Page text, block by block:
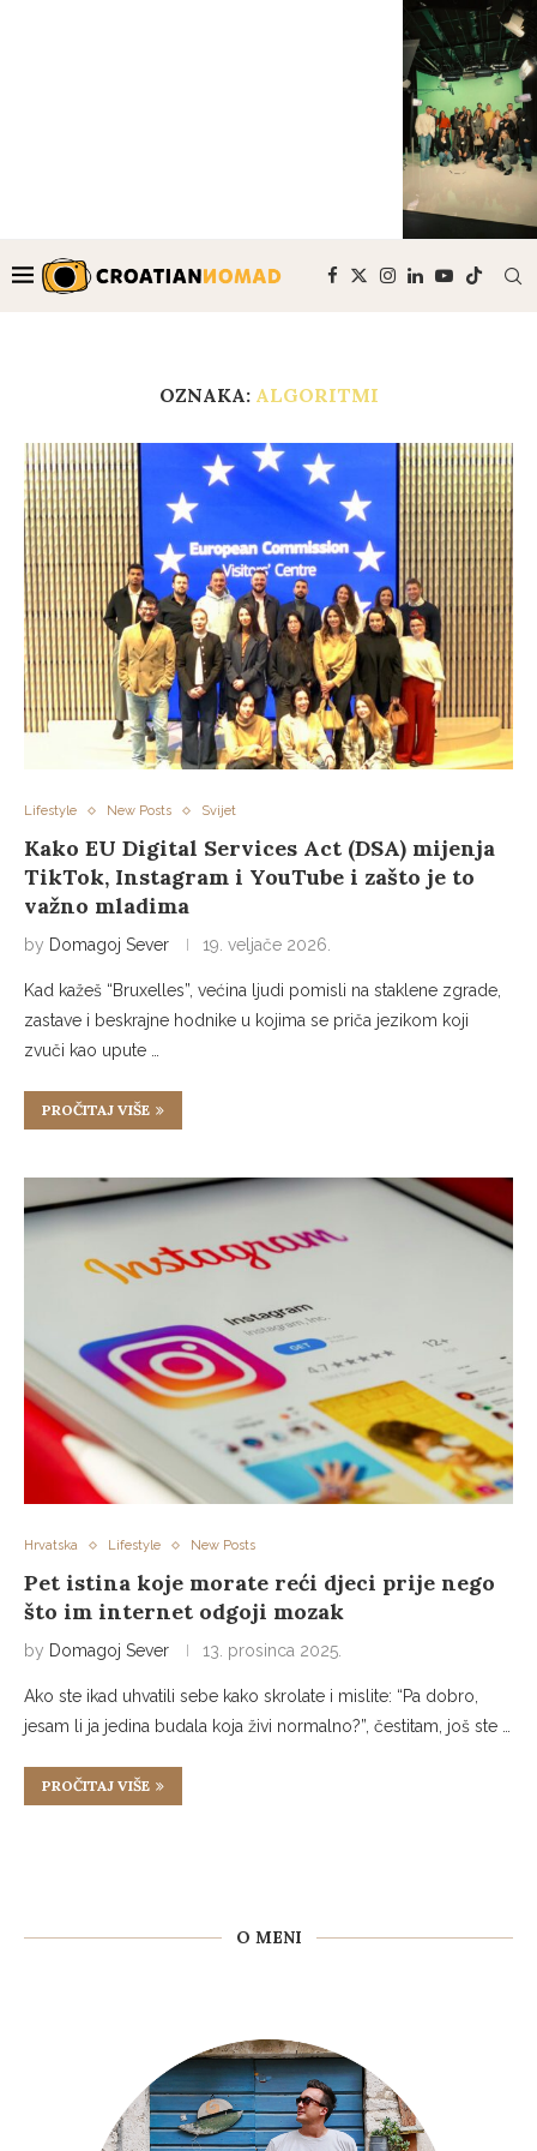
OZNAKA: ALGORITMI
Lifestyle New Posts Svijet
Kako EU Digital Services Act (DSA) mijenja
TikTok, Instagram i YouTube i zašto je to
važno mladima
by Domagoj Sever 19. veljače 2026.
Kad kažeš “Bruxelles”, većina ljudi pomisli na staklene zgrade,
zastave i beskrajne hodnike u kojima se priča jezikom koji
zvuči kao upute …
PROČITAJ VIŠE
Hrvatska Lifestyle New Posts
Pet istina koje morate reći djeci prije nego
što im internet odgoji mozak
by Domagoj Sever 13. prosinca 2025.
Ako ste ikad uhvatili sebe kako skrolate i mislite: “Pa dobro,
jesam li ja jedina budala koja živi normalno?”, čestitam, još ste …
PROČITAJ VIŠE
O MENI